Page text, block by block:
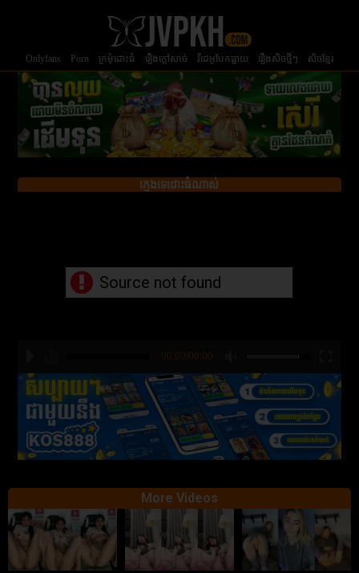
Onlyfans Porn ក្រមំុដោះធំ រឿងក្ដៅសាច់ វីដេអូបែកធ្លាយ រឿងសិចថ្មីៗ សិចខ្មែរ
ក្មេងទេដោះធំណាស់
hd2880
hd2160
hd2160
hd1440
highres
hd1080
hd720
large
medium
small
tiny
00:00/00:00
Source not found
More Videos